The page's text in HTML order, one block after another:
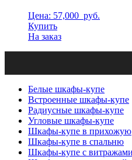
Цена: 57,000 руб.
Купить
На заказ
Белые шкафы-купе
Встроенные шкафы-купе
Радиусные шкафы-купе
Угловые шкафы-купе
Шкафы-купе в прихожую
Шкафы-купе в спальню
Шкафы-купе с витражами